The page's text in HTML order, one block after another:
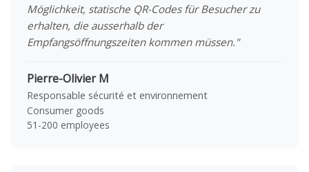
Möglichkeit, statische QR-Codes für Besucher zu
erhalten, die ausserhalb der
Empfangsöffnungszeiten kommen müssen."
Pierre-Olivier M
Responsable sécurité et environnement
Consumer goods
51-200 employees